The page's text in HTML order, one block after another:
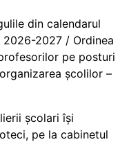
din calendarul
2027 / Ordinea
pe posturi
școlilor –
școlari își
pe la cabinetul